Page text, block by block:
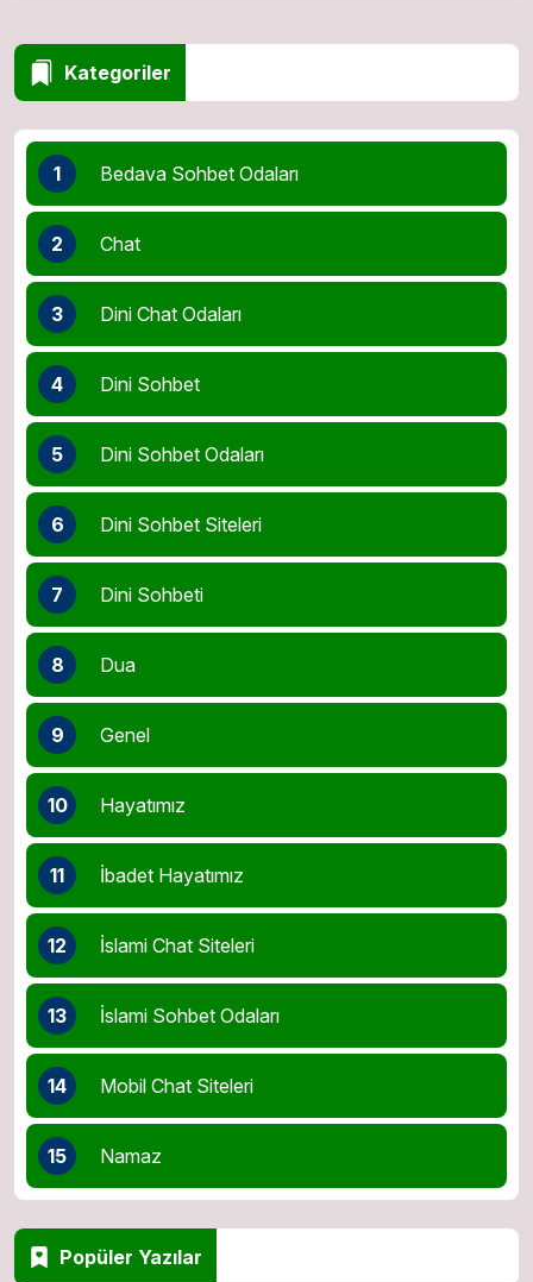
Kategoriler
1 Bedava Sohbet Odaları
2 Chat
3 Dini Chat Odaları
4 Dini Sohbet
5 Dini Sohbet Odaları
6 Dini Sohbet Siteleri
7 Dini Sohbeti
8 Dua
9 Genel
10 Hayatımız
11 İbadet Hayatımız
12 İslami Chat Siteleri
13 İslami Sohbet Odaları
14 Mobil Chat Siteleri
15 Namaz
Popüler Yazılar